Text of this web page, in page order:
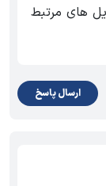
های مرتبط
ارسال پاسخ